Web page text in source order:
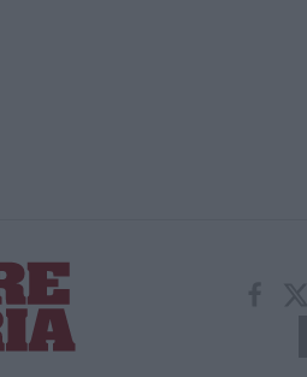
La rivista “America Journals”